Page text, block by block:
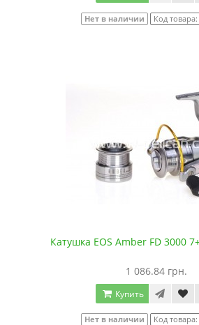
Нет в наличии Код товара:
Катушка EOS Amber FD 3000
1 086.84 грн.
Купить
Нет в наличии Код товара: